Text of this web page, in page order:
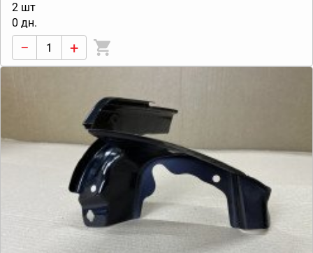
2 шт
0 дн.
− +